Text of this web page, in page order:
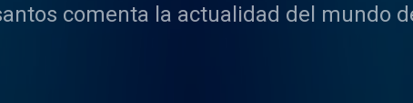
comenta la actualidad del mundo